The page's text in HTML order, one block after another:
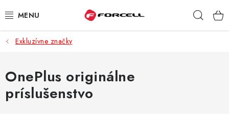
na
PUZDRÁ A OBALY
TVRDENÉ SKLÁ
DÁTOVÉ KÁBLE
Exkluzívne značky
OnePlus originálne
príslušenstvo